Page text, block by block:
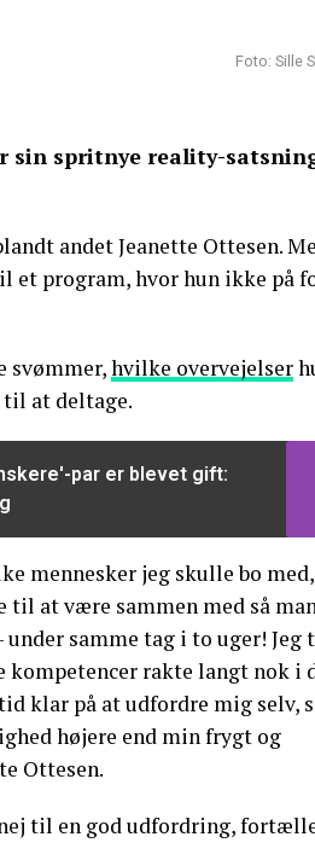
Foto: Sille
sin spritnye reality-
andet Jeanette Ottesen.
et program, hvor hun ikke på
svømmer,hvilke overvejelser
til at deltage.
par er blevet gift:
mennesker jeg skulle bo
til at være sammen med så
under samme tag i to uger!
kompetencer rakte langt nok i
klar på at udfordre mig selv,
højere end min frygt og
Ottesen.
til en god udfordring,